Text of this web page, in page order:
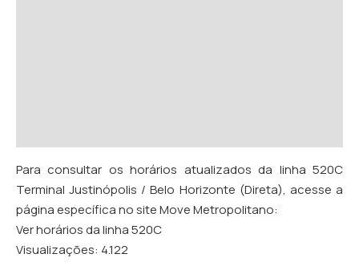
Para consultar os horários atualizados da linha 520C
Terminal Justinópolis / Belo Horizonte (Direta), acesse a
página específica no site Move Metropolitano:
Ver horários da linha 520C
Visualizações: 4.122